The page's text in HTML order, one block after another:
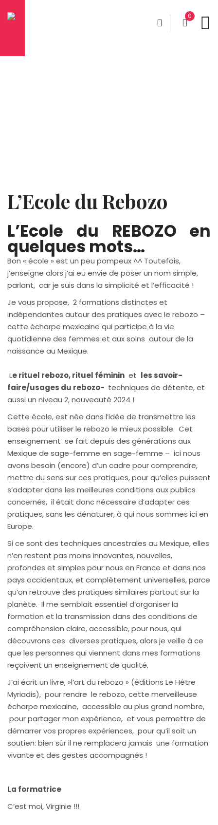
0
L’Ecole du Rebozo
L’Ecole du REBOZO en
quelques mots…
Bon « école » est un peu pompeux ^^ Toutefois,
j’enseigne alors j’ai eu envie de poser un nom simple,
parlant, car je suis dans la simplicité et l’efficacité !
Je vous propose, 2 formations distinctes et
indépendantes autour des pratiques avec le rebozo –
cette écharpe mexicaine qui participe à la vie
quotidienne des femmes et aux soins autour de la
naissance au Mexique.
Le rituel rebozo, rituel féminin et les savoir-
faire/usages du rebozo- techniques de détente, et
aussi un niveau 2, nouveauté 2024 !
Cette école, est née dans l’idée de transmettre les
bases pour utiliser le rebozo le mieux possible. Cet
enseignement se fait depuis des générations aux
Mexique de sage-femme en sage-femme – ici nous
avons besoin (encore) d’un cadre pour comprendre,
mettre du sens sur ces pratiques, pour qu’elles puissent
s’adapter dans les meilleures conditions aux publics
concernés, il était donc nécessaire d’adapter ces
pratiques, sans les dénaturer, à qui nous sommes ici en
Europe.
Si ce sont des techniques ancestrales au Mexique, elles
n’en restent pas moins innovantes, nouvelles,
profondes et simples pour nous en France et dans nos
pays occidentaux, et complètement universelles, parce
qu’on retrouve des pratiques similaires partout sur la
planète. Il me semblait essentiel d’organiser la
formation et la transmission dans des conditions de
compréhension claire, accessible, pour nous, qui
découvrons ces diverses pratiques, alors je veille à ce
que les personnes qui viennent dans mes formations
reçoivent un enseignement de qualité.
J’ai écrit un livre, »l’art du rebozo » (éditions Le Hêtre
Myriadis), pour rendre le rebozo, cette merveilleuse
écharpe mexicaine, accessible au plus grand nombre,
pour partager mon expérience, et vous permettre de
démarrer vos propres expériences, pour qu’il soit un
soutien: bien sûr il ne remplacera jamais une formation
vivante et des gestes accompagnés !
La formatrice
C’est moi, Virginie !!!